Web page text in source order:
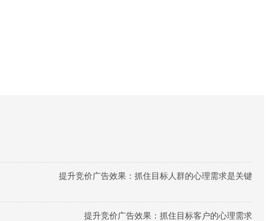
提升竞价广告效果：抓住目标人群的心理需求是关键
提升竞价广告效果：抓住目标客户的心理需求